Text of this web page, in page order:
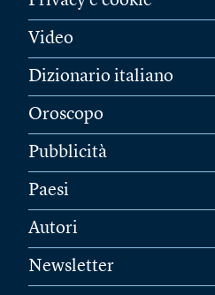
Video
Dizionario italiano
Oroscopo
Pubblicità
Paesi
Autori
Newsletter